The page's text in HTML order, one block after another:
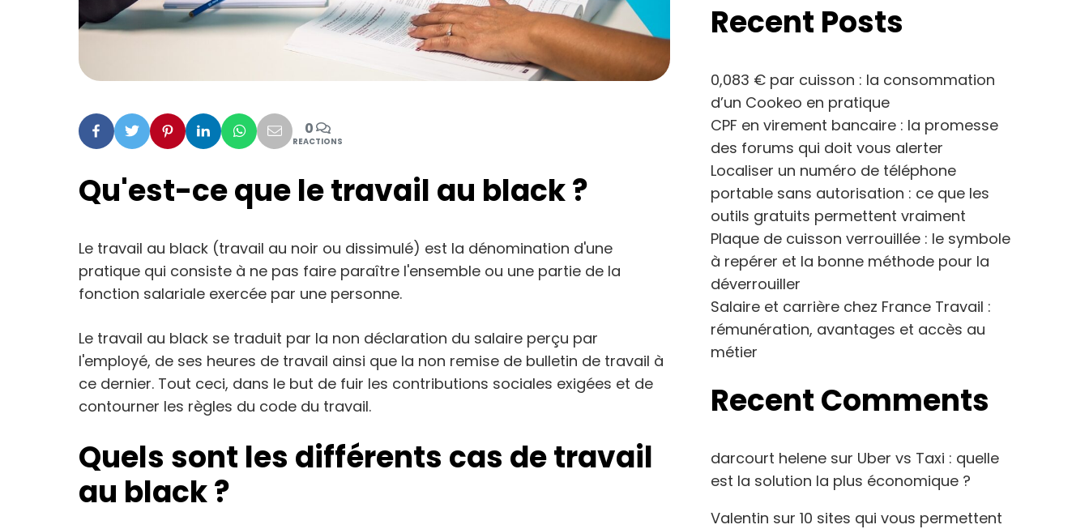
Facebook
Twitter PinterestLinkedinWhatsapp
Mail0
REACTIONS
Qu'est-ce que le travail au black ?
Le travail au black (travail au noir ou dissimulé) est la dénomination d'une
pratique qui consiste à ne pas faire paraître l'ensemble ou une partie de la
fonction salariale exercée par une personne.
Le travail au black se traduit par la non déclaration du salaire perçu par
l'employé, de ses heures de travail ainsi que la non remise de bulletin de travail à
ce dernier. Tout ceci, dans le but de fuir les contributions sociales exigées et de
contourner les règles du code du travail.
Quels sont les différents cas de travail
au black ?
Recent Posts
0,083 € par cuisson : la consommation
d’un Cookeo en pratique
CPF en virement bancaire : la promesse
des forums qui doit vous alerter
Localiser un numéro de téléphone
portable sans autorisation : ce que les
outils gratuits permettent vraiment
Plaque de cuisson verrouillée : le symbole
à repérer et la bonne méthode pour la
déverrouiller
Salaire et carrière chez France Travail :
rémunération, avantages et accès au
métier
Recent Comments
darcourt helene sur Uber vs Taxi : quelle
est la solution la plus économique ?
Valentin sur 10 sites qui vous permettent